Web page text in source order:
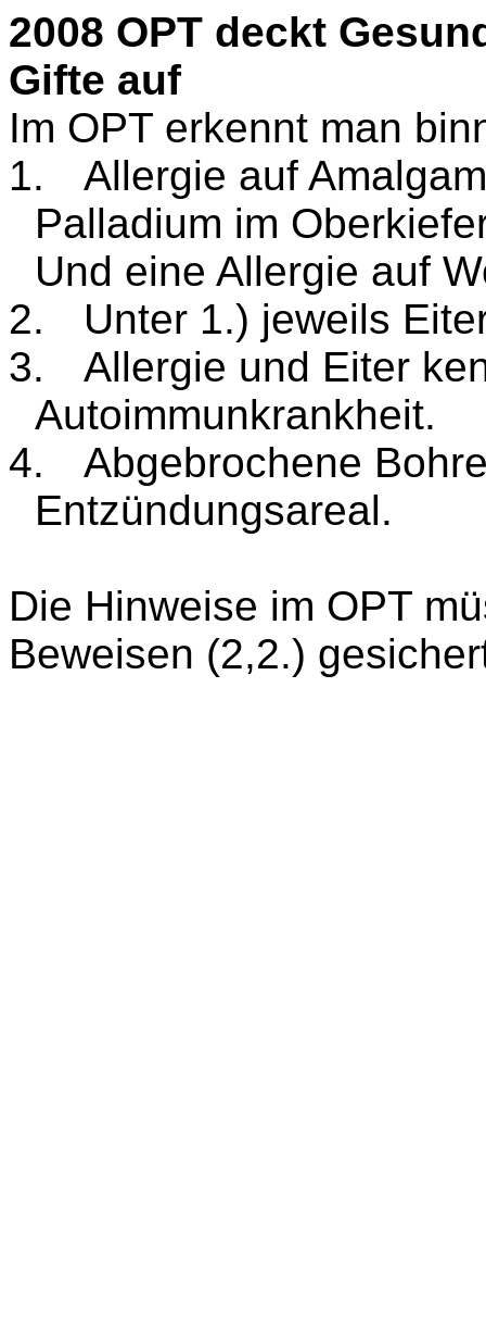
2008 OPT deckt
Gifte auf
Im OPT erkennt man
1.
Allergie auf
Palladium im
Und eine Allergie auf
2.
Unter 1.) jeweils
3.
Allergie und Eiter
Autoimmunkrankheit.
4.
Abgebrochene
Entzündungsareal.
Die Hinweise im OPT
Beweisen (2,2.)